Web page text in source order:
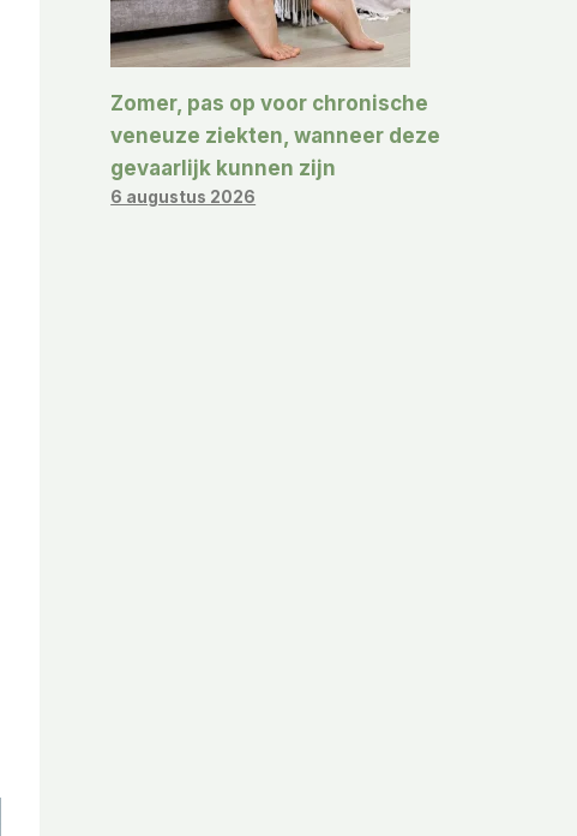
Zomer, pas op voor chronische
veneuze ziekten, wanneer deze
gevaarlijk kunnen zijn
6 augustus 2026